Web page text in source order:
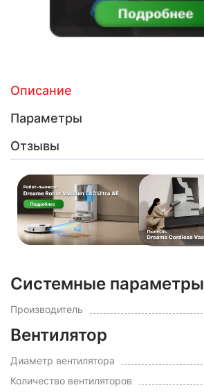
Описание
Параметры
Отзывы
Системные параметры
Производитель
Вентилятор
Диаметр вентилятора
Количество вентиляторов